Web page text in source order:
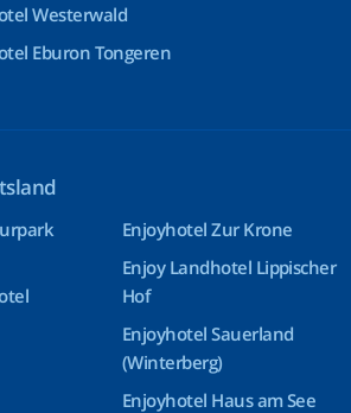
Westerwald
Eburon Tongeren
Enjoyhotel Zur Krone
Enjoy Landhotel Lippischer
Hof
Enjoyhotel Sauerland
(Winterberg)
Enjoyhotel Haus am See